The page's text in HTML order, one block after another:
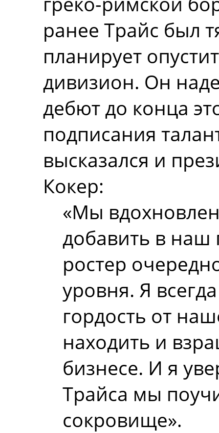
ранее Трайс был
планирует
дивизион. Он
дебют до конца
подписания
высказался и
Кокер:
«Мы
добавить в
ростер
уровня. Я
гордость от
находить и
бизнесе. И я
Трайса мы
сокровище».